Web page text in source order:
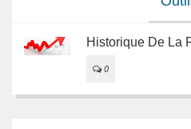
Historique De La
0